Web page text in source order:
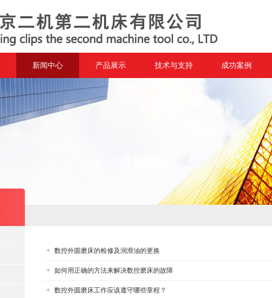
新闻中心 产品展示 技术与支持 成功案例
数控外圆磨床的检修及润滑油的更换
如何用正确的方法来解决数控磨床的故障
数控外圆磨床工作应该遵守哪些章程？